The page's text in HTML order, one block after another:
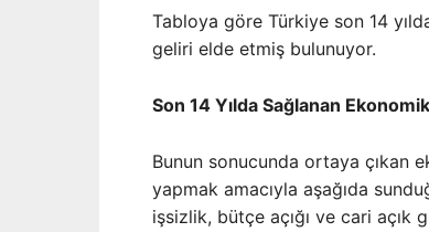
Tabloya göre Türkiye son 14
geliri elde etmiş bulunuyor.
Son 14 Yılda Sağlanan
Bunun sonucunda ortaya çıkan
yapmak amacıyla aşağıda
işsizlik, bütçe açığı ve cari açık